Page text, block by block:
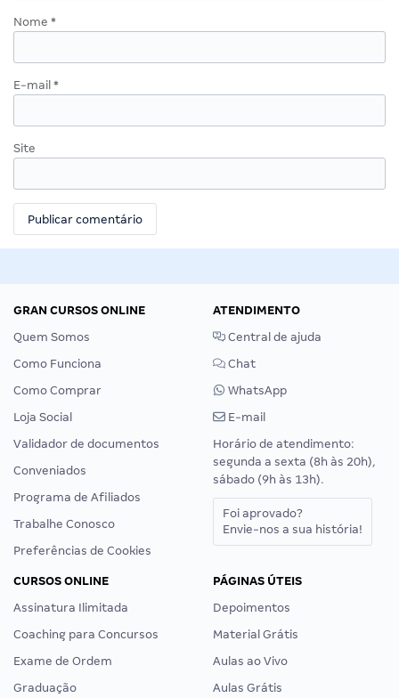
Nome *
E-mail *
Site
GRAN CURSOS ONLINE
Quem Somos
Como Funciona
Como Comprar
Loja Social
Validador de documentos
Conveniados
Programa de Afiliados
Trabalhe Conosco
Preferências de Cookies
ATENDIMENTO
Central de ajuda
Chat
WhatsApp
E-mail
Horário de atendimento:
segunda a sexta (8h às 20h),
sábado (9h às 13h).
Foi aprovado?
Envie-nos a sua história!
CURSOS ONLINE
Assinatura Ilimitada
Coaching para Concursos
Exame de Ordem
Graduação
PÁGINAS ÚTEIS
Depoimentos
Material Grátis
Aulas ao Vivo
Aulas Grátis